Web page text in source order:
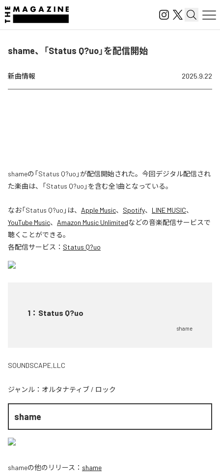
shame、「Status Q?uo」を配信開始
新曲情報 2025.9.22
shameの「Status Q?uo」が配信開始された。今回デジタル配信され
た楽曲は、「Status Q?uo」を含む全1曲となっている。
なお「Status Q?uo 」は、 Apple Music、 Spotify、 LINE MUSIC、
YouTube Music、 Amazon Music Unlimitedなどの音楽配信サービスで
聴くことができる。
各配信サービス： Status Q?uo
1 ： Status Q?uo
shame
SOUNDSCAPE,LLC
ジャンル： オルタナティブ / ロック
shame
shameの他のリリース： shame